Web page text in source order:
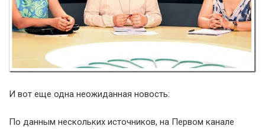
И вот еще одна неожиданная новость:
По данным нескольких источников, на Первом канале